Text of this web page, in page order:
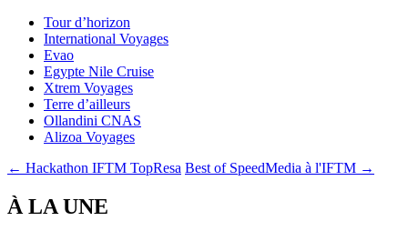
Tour d’horizon
International Voyages
Evao
Egypte Nile Cruise
Xtrem Voyages
Terre d’ailleurs
Ollandini CNAS
Alizoa Voyages
← Hackathon IFTM TopResa Best of SpeedMedia à l'IFTM →
À LA UNE